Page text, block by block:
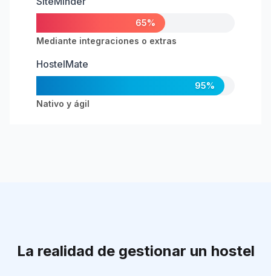
65%
Mediante integraciones o extras
HostelMate
95%
Nativo y ágil
La realidad de gestionar un hostel